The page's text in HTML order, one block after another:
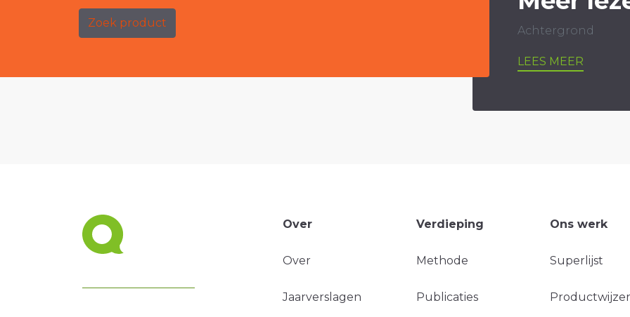
Zoek product
Achtergrond
LEES MEER
Over
Over
Jaarverslagen
Verdieping
Methode
Publicaties
Ons werk
Superlijst